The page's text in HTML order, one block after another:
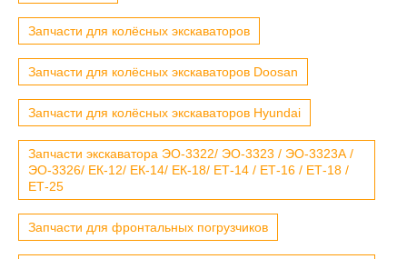
Запчасти для колёсных экскаваторов
Запчасти для колёсных экскаваторов Doosan
Запчасти для колёсных экскаваторов Hyundai
Запчасти экскаватора ЭО-3322/ ЭО-3323 / ЭО-3323А /
ЭО-3326/ ЕК-12/ ЕК-14/ ЕК-18/ ЕТ-14 / ЕТ-16 / ЕТ-18 /
ЕТ-25
Запчасти для фронтальных погрузчиков